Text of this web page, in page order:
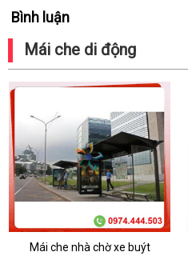
Bình luận
Mái che di động
Mái che nhà chờ xe buýt